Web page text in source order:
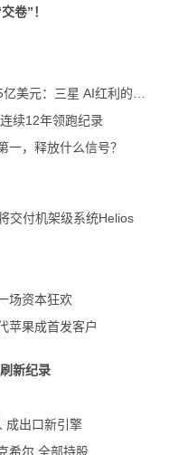
卷”！
：三星 AI红利的另一面
续12年领跑纪录
一，释放什么信号？
交付机架级系统Helios
场资本狂欢
苹果成首发客户
新纪录
成出口新引擎
希尔 全部持股